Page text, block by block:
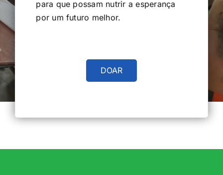
para que possam nutrir a esperança
por um futuro melhor.
DOAR